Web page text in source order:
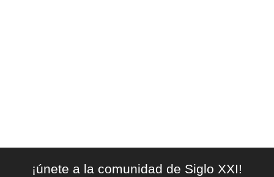
¡únete a la comunidad de Siglo XXI!